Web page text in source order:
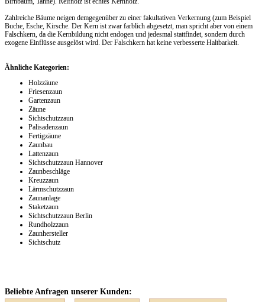
Zahlreiche Bäume neigen demgegenüber zu einer fakultativen Verkernung (zum Beispiel
Buche, Esche, Kirsche. Der Kern ist zwar farblich abgesetzt, man spricht aber von einem
Falschkern, da die Kernbildung nicht endogen und jedesmal stattfindet, sondern durch
exogene Einflüsse ausgelöst wird. Der Falschkern hat keine verbesserte Haltbarkeit.
Ähnliche Kategorien:
Holzzäune
Friesenzaun
Gartenzaun
Zäune
Sichtschutzzaun
Palisadenzaun
Fertigzäune
Zaunbau
Lattenzaun
Sichtschutzzaun Hannover
Zaunbeschläge
Kreuzzaun
Lärmschutzzaun
Zaunanlage
Staketzaun
Sichtschutzzaun Berlin
Rundholzzaun
Zaunhersteller
Sichtschutz
Beliebte Anfragen unserer Kunden: